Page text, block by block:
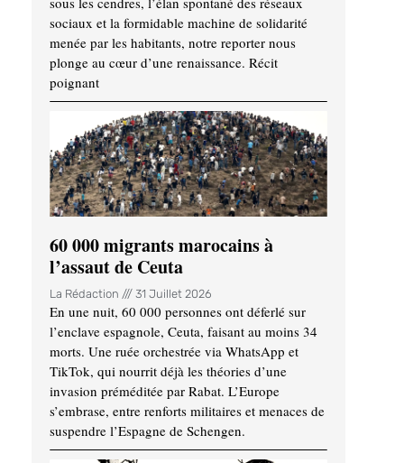
sociaux et la formidable machine de solidarité
menée par les habitants, notre reporter nous
plonge au cœur d’une renaissance. Récit
poignant
60 000 migrants marocains à
l’assaut de Ceuta
La Rédaction 31 Juillet 2026
En une nuit, 60 000 personnes ont déferlé sur
l’enclave espagnole, Ceuta, faisant au moins 34
morts. Une ruée orchestrée via WhatsApp et
TikTok, qui nourrit déjà les théories d’une
invasion préméditée par Rabat. L’Europe
s’embrase, entre renforts militaires et menaces de
suspendre l’Espagne de Schengen.